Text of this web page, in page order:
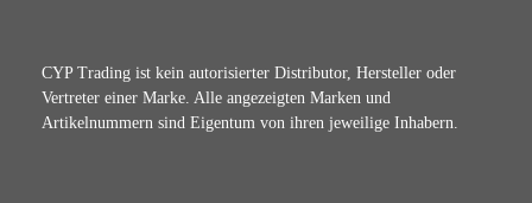
CYP Trading ist kein autorisierter Distributor, Hersteller oder
Vertreter einer Marke. Alle angezeigten Marken und
Artikelnummern sind Eigentum von ihren jeweilige Inhabern.